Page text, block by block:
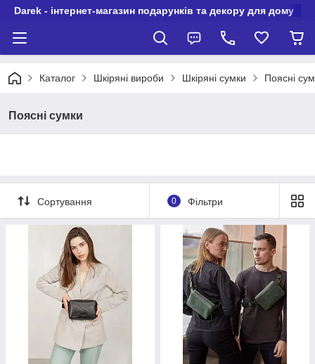
Darek - інтернет-магазин подарунків та декору для дому
Каталог Шкіряні вироби Шкіряні сумки Поясні
Поясні сумки
Сортування 0 Фільтри